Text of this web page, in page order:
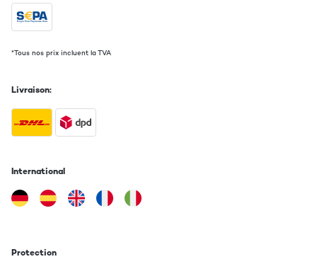
*Tous nos prix incluent la TVA
Livraison:
International
Protection